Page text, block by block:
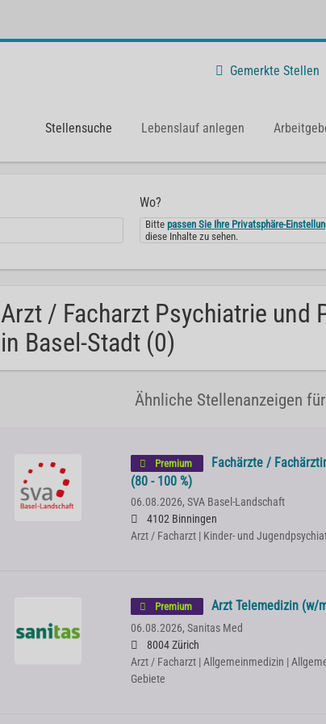
Gemerkte Stellen
Stellensuche Lebenslauf anlegen
Wo?
Bittepassen Sie Ihre Privatsphäre-
diese Inhalte zu sehen.
Arzt / Facharzt Psychiatrie und
in Basel-Stadt (0)
Ähnliche Stellenanzeigen
Premium
Fachärzte /
(80 - 100 %)
06.08.2026, SVA Basel-Landschaft
4102 Binningen
Arzt / Facharzt | Kinder- und
Premium Arzt Telemedizin (w/
06.08.2026, Sanitas Med
8004 Zürich
Arzt / Facharzt | Allgemeinmedizin |
Gebiete